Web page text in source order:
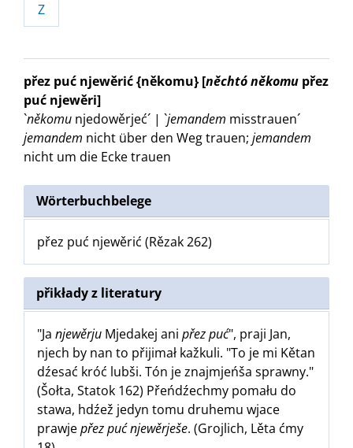
Z
přez puć njewěrić {někomu} [něchtóněkomu přez
puć njewěri]
`někomu njedowěrjeć´ | `jemandem misstrauen´
jemandem nicht über den Weg trauen; jemandem
nicht um die Ecke trauen
Wörterbuchbelege
přez puć njewěrić (Rězak 262)
přikłady z literatury
"Ja njewěrju Mjedakej ani přez puć", praji Jan,
njech by nan to přijimał kažkuli. "To je mi Kětan
dźesać króć lubši. Tón je znajmjeńša sprawny."
(Šołta, Statok 162) Přeńdźechmy pomału do
stawa, hdźež jedyn tomu druhemu wjace
prawjepřez puć njewěrješe. (Grojlich, Lěta ćmy